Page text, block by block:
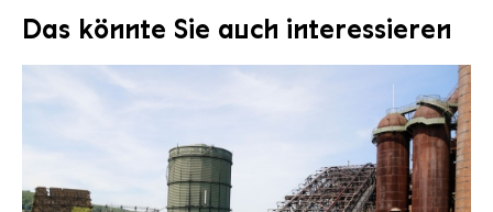
Das könnte Sie auch interessieren